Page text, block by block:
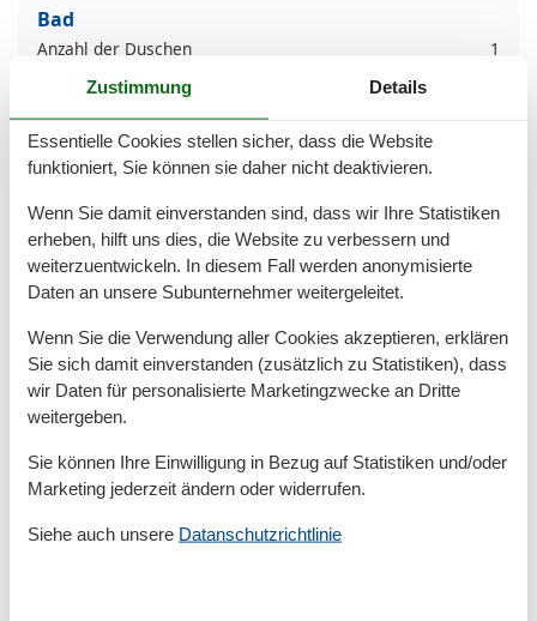
Bad
Anzahl der Duschen
1
Dusche
Handtücher
Haartrockner
Waschbecken
Basic
Anzahl der Stockwerke
Kinder willkommen
Quadratmeter
60 m²
Zimmer
3
Draußen
Liegewiese
Privater P-Platz
Terrasse
Zustimmung Details
Essentielle Cookies stellen sicher, dass die Website
funktioniert, Sie können sie daher nicht deaktivieren.
Wenn Sie damit einverstanden sind, dass wir Ihre Statistiken
erheben, hilft uns dies, die Website zu verbessern und
weiterzuentwickeln. In diesem Fall werden anonymisierte
Daten an unsere Subunternehmer weitergeleitet.
Wenn Sie die Verwendung aller Cookies akzeptieren, erklären
Sie sich damit einverstanden (zusätzlich zu Statistiken), dass
wir Daten für personalisierte Marketingzwecke an Dritte
weitergeben.
Sie können Ihre Einwilligung in Bezug auf Statistiken und/oder
Marketing jederzeit ändern oder widerrufen.
Siehe auch unsere Datanschutzrichtlinie